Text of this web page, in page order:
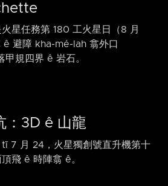
星任務第 180 工火星日（8 月
ê 避障 kha-mé-lah 翕外口
規四界 ê 岩石。
：3D ê 山龍
7 月 24，火星獨創號直升機第十
飛 ê 時陣翕 ê。